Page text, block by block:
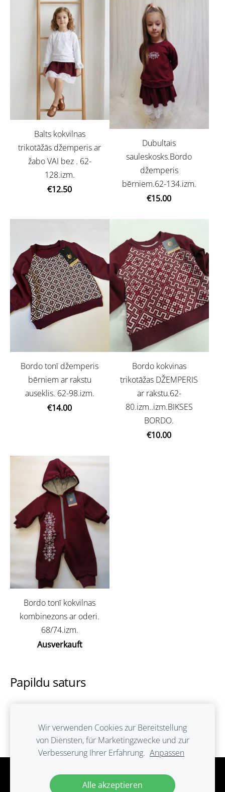
Papildu saturs
nav, tad šo bloku var noslēpt, nospiežot uz
ikoniņas augšējā stūrī.
Balts kokvilnas
trikotāžās džemperis ar
žabo VAI bez . 62-
128.izm.
€12.50
Dubultais
sauleskosks.Bordo
džemperis
bērniem.62-134.izm.
€15.00
Bordo tonī džemperis
bērniem ar rakstu
auseklis. 62-98.izm.
€14.00
Bordo kokvinas
trikotāžas DŽEMPERIS
ar rakstu.62-
80.izm..izm.BIKSES
BORDO.
€10.00
Bordo tonī kokvilnas
kombinezons ar oderi.
68/74.izm.
Ausverkauft
Cookies
Wir verwenden Cookies zur Bereitstellung
von Diensten, für Marketingzwecke und zur
Verbesserung Ihrer Erfahrung. Anpassen
Alle akzeptieren